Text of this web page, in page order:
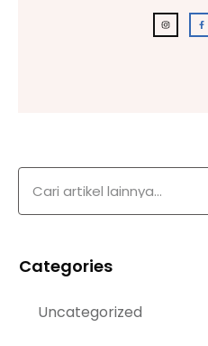
Categories
Uncategorized